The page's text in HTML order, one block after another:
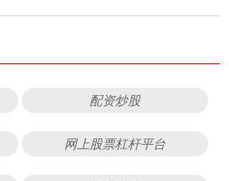
配资炒股
网上股票杠杆平台